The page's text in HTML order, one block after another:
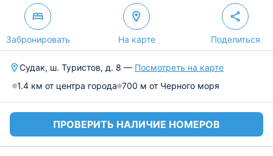
Забронировать На карте Поделиться
Судак, ш. Туристов, д. 8 — Посмотреть на карте
1.4 км от центра города 700 м от Черного моря
ПРОВЕРИТЬ НАЛИЧИЕ НОМЕРОВ